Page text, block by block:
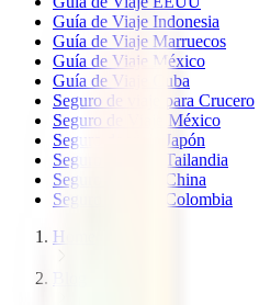
Guía de Viaje Indonesia
Guía de Viaje Marruecos
Guía de Viaje México
Guía de Viaje Cuba
Seguro de viaje para Crucero
Seguro de Viaje México
Seguro de viaje Japón
Seguro de viaje Tailandia
Seguro de viaje China
Seguro de viaje Colombia
Home